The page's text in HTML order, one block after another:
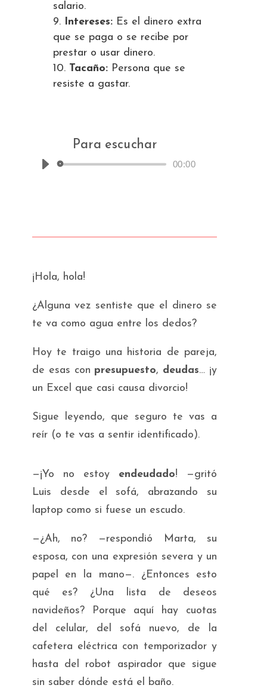
salario.
Intereses:Es el dinero extra
que se paga o se recibe por
prestar o usar dinero.
Tacaño:Persona que se
resiste a gastar.
Para escuchar
Reproductor00:00
¡Hola, hola!
¿Alguna vez sentiste que el dinero se
te va como agua entre los dedos?
Hoy te traigo una historia de pareja,
de esas con presupuesto, deudas… ¡y
un Excel que casi causa divorcio!
Sigue leyendo, que seguro te vas a
reír (o te vas a sentir identificado).
—¡Yo no estoy endeudado! —gritó
Luis desde el sofá, abrazando su
laptop como si fuese un escudo.
—¿Ah, no? —respondió Marta, su
esposa, con una expresión severa y un
papel en la mano—. ¿Entonces esto
qué es? ¿Una lista de deseos
navideños? Porque aquí hay cuotas
del celular, del sofá nuevo, de la
cafetera eléctrica con temporizador y
hasta del robot aspirador que sigue
sin saber dónde está el baño.